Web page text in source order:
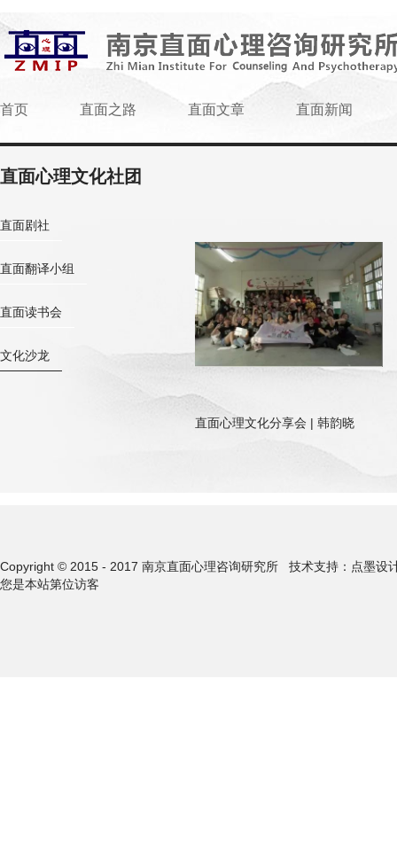
首页 直面之路 直面文章 直面新闻
直面心理文化社团
直面剧社
直面翻译小组
直面读书会
文化沙龙
直面心理文化分享会 | 韩韵晓
Copyright © 2015 - 2017 南京直面心理咨询研究所 技术支持：点墨设
您是本站第位访客